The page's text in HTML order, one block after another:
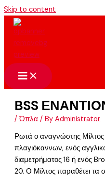
Skip to content
BSS
/Όπλα / ByAdministrator
Ρωτά ο αναγνώστης Μίλτος
πλαγιόκαννων, ενός
διαμετρήματος 16 ή ενός
20. Ο Μίλτος παραθέτει τα